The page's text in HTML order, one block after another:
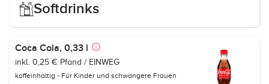
Softdrinks
Coca Cola, 0,33 l
inkl. 0,25 € Pfand / EINWEG
koffeinhaltig - Für Kinder und schwangere Frauen